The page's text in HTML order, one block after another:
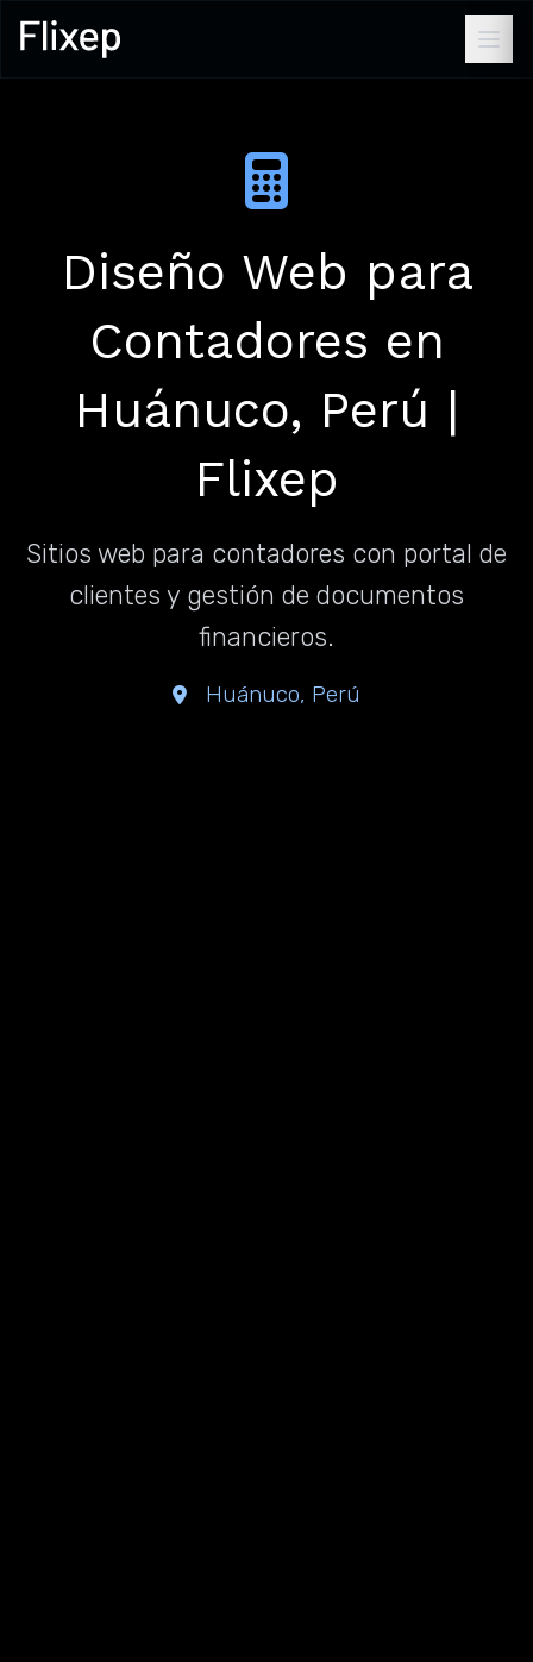
Diseño Web para
Contadores en
Huánuco, Perú |
Flixep
Sitios web para contadores con portal de
clientes y gestión de documentos
financieros.
Huánuco, Perú